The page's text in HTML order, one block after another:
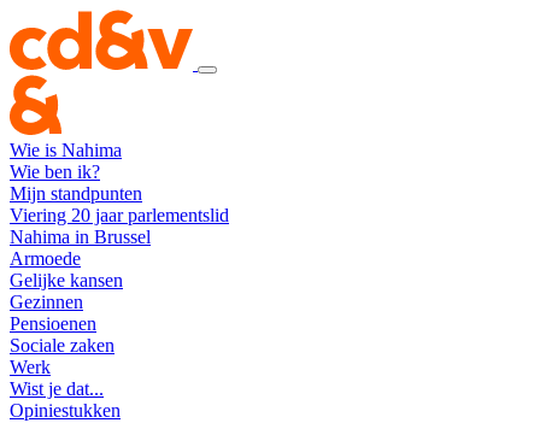
Wie is Nahima
Wie ben ik?
Mijn standpunten
Viering 20 jaar parlementslid
Nahima in Brussel
Armoede
Gelijke kansen
Gezinnen
Pensioenen
Sociale zaken
Werk
Wist je dat...
Opiniestukken